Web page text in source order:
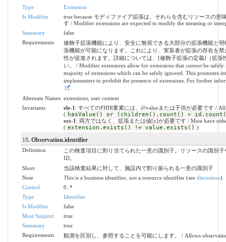
Type
Extension
Is Modifier
true because モディファイア拡張は、それらを含むリソースの
す / Modifier extensions are expected to modify the meaning or
Summary
false
Requirements
修飾子拡張機能により、安全に無視できる大部分の拡張機能と
張機能が可能になります。これにより、実装者が拡張の存在を
性が促進されます。詳細については、[修飾子拡張の定義]（拡張
い。 / Modifier extensions allow for extensions that cannotbe safely
majority of extensions which can be safely ignored. This promotes
implementers to prohibit the presence of extensions. For further
.
Alternate Names extensions, user content
Invariants
ele-1 : すべてのFHIR要素には、@valueまたは子供が必要です / All
( hasValue() or (children().count() >
ext-1 : 両方ではなく、拡張または値[x]が必要です / Must have
( extension.exists() != value.exists() )
18. Observation.identifier
Definition
この検査項目に割り当てられた一意の識別子。リソースの識別
ID。
Short
当該検査結果に対して、施設内で割り振られる一意の識別子
Note
This is a business identifier, not a resource identifier (see discussion)
Control
0..*
Type
Identifier
Is Modifier
false
Must Support
true
Summary
true
Requirements
観測を区別し、参照することを可能にします。 / Allows